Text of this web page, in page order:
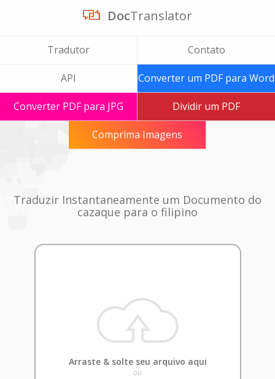
DocTranslator
Tradutor Contato
API Converter um PDF para Word
Converter PDF para JPG Dividir um PDF
Comprima Imagens
Traduzir Instantaneamente um Documento do
cazaque para o filipino
Arraste & solte seu arquivo aqui
ou